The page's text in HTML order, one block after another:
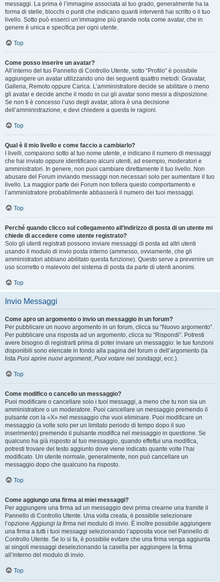
messaggi. La prima è l’immagine associata al tuo grado, generalmente ha la
forma di stelle, blocchi o punti che indicano quanti interventi hai scritto o il tuo
livello. Sotto può esserci un’immagine più grande nota come avatar, che in
genere è unica e specifica per ogni utente.
Top
Come posso inserire un avatar?
All’interno del tuo Pannello di Controllo Utente, sotto “Profilo” è possibile
aggiungere un avatar utilizzando uno dei seguenti quattro metodi: Gravatar,
Galleria, Remoto oppure Carica. L’amministratore decide se abilitare o meno
gli avatar e decide anche il modo in cui gli avatar sono messi a disposizione.
Se non ti è concesso l’uso degli avatar, allora è una decisione
dell’amministrazione, e devi chiedere a questa le ragioni.
Top
Qual è il mio livello e come faccio a cambiarlo?
I livelli, compaiono sotto al tuo nome utente, e indicano il numero di messaggi
che hai inviato oppure identificano alcuni utenti, ad esempio, moderatori e
amministratori. In genere, non puoi cambiare direttamente il tuo livello. Non
abusare del Forum inviando messaggi non necessari solo per aumentare il tuo
livello. La maggior parte dei Forum non tollera questo comportamento e
l’amministratore probabilmente abbasserà il numero dei tuoi messaggi.
Top
Perché quando clicco sul collegamento all’indirizzo di posta di un utente mi
chiede di accedere come utente registrato?
Solo gli utenti registrati possono inviare messaggi di posta ad altri utenti
usando il modulo di invio posta interno (ammesso, ovviamente, che gli
amministratori abbiano abilitato questa funzione). Questo serve a prevenire un
uso scorretto o malevolo del sistema di posta da parte di utenti anonimi.
Top
Invio Messaggi
Come apro un argomento o invio un messaggio in un forum?
Per pubblicare un nuovo argomento in un forum, clicca su “Nuovo argomento”.
Per pubblicare una risposta ad un argomento, clicca su “Rispondi”. Potresti
avere bisogno di registrarti prima di poter inviare un messaggio: le tue funzioni
disponibili sono elencate in fondo alla pagina del forum o dell’argomento (la
lista Puoi aprire nuovi argomenti, Puoi votare nei sondaggi, ecc.).
Top
Come modifico o cancello un messaggio?
Puoi modificare o cancellare solo i tuoi messaggi, a meno che tu non sia un
amministratore o un moderatore. Puoi cancellare un messaggio premendo il
pulsante con la «X» nel messaggio che vuoi eliminare. Puoi modificare un
messaggio (a volte solo per un limitato periodo di tempo dopo il suo
inserimento) premendo il pulsante modifica nel messaggio in questione. Se
qualcuno ha già risposto al tuo messaggio, quando effettui una modifica,
potresti trovare del testo aggiunto dove viene indicato quante volte l’hai
modificato. Un utente normale, generalmente, non può cancellare un
messaggio dopo che qualcuno ha risposto.
Top
Come aggiungo una firma ai miei messaggi?
Per aggiungere una firma ad un messaggio devi prima crearne una tramite il
Pannello di Controllo Utente. Una volta creata, è possibile selezionare
l’opzioneAggiungi la firma nel modulo di invio. È inoltre possibile aggiungere
una firma a tutti i tuoi messaggi selezionando l’apposita voce nel Pannello di
Controllo Utente. Se lo si fa, è possibile evitare che una firma venga aggiunta
ai singoli messaggi deselezionando la casella per aggiungere la firma
all’interno del modulo di invio.
Top